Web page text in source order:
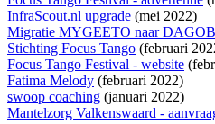
InfraScout.nl upgrade (mei 2022)
Migratie MYGEETO naar
Stichting Focus Tango (februari
Focus Tango Festival - website
Fatima Melody (februari 2022)
swoop coaching (januari 2022)
Mantelzorg Valkenswaard -